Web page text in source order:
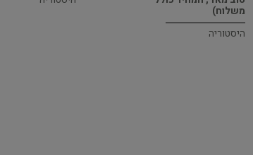
משלוח)
היסטוריה